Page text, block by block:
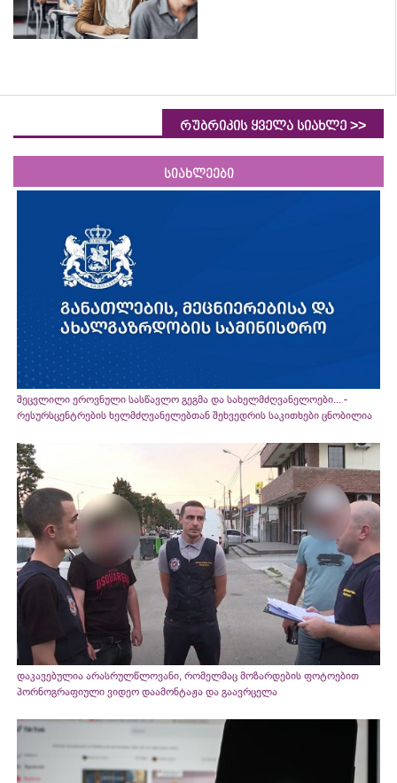
რუბრიკის ყველა სიახლე >>
სიახლეები
შეცვლილი ეროვნული სასწავლო გეგმა და სახელმძღვანელოები... -
რესურსცენტრების ხელმძღვანელებთან შეხვედრის საკითხები ცნობილია
დაკავებულია არასრულწლოვანი, რომელმაც მოზარდების ფოტოებით
პორნოგრაფიული ვიდეო დაამონტაჟა და გაავრცელა